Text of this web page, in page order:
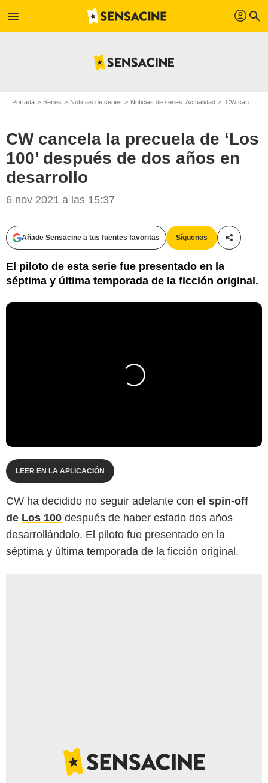
menu profil search
Portada Series Noticias de series Noticias de series: Actualidad CW cancela la precuela de ‘Los 100’ después de dos años en desarrollo
CW cancela la precuela de ‘Los
100’ después de dos años en
desarrollo
6 nov 2021 a las 15:37
Añade Sensacine a tus fuentes favoritas Síguenos
El piloto de esta serie fue presentado en la
séptima y última temporada de la ficción original.
LEER EN LA APLICACIÓN
CW ha decidido no seguir adelante con el spin-off
de Los 100 después de haber estado dos años
desarrollándolo. El piloto fue presentado en la
séptima y última temporada de la ficción original.